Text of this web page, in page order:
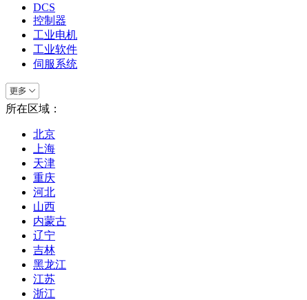
DCS
控制器
工业电机
工业软件
伺服系统
所在区域：
北京
上海
天津
重庆
河北
山西
内蒙古
辽宁
吉林
黑龙江
江苏
浙江